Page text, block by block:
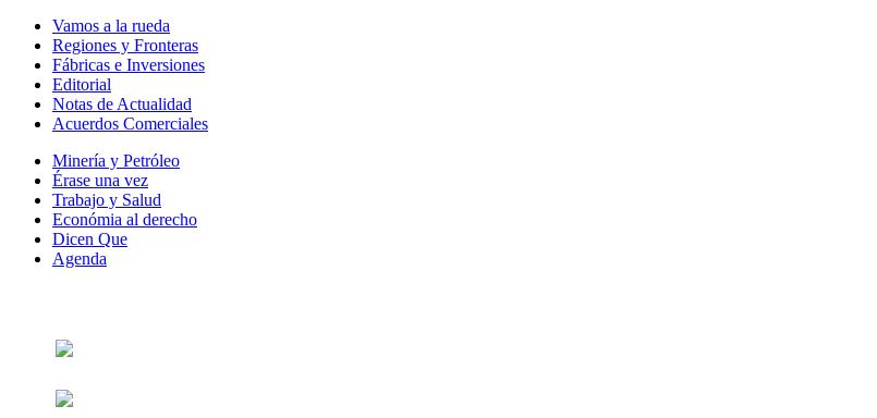
Vamos a la rueda
Regiones y Fronteras
Fábricas e Inversiones
Editorial
Notas de Actualidad
Acuerdos Comerciales
Minería y Petróleo
Érase una vez
Trabajo y Salud
Económia al derecho
Dicen Que
Agenda